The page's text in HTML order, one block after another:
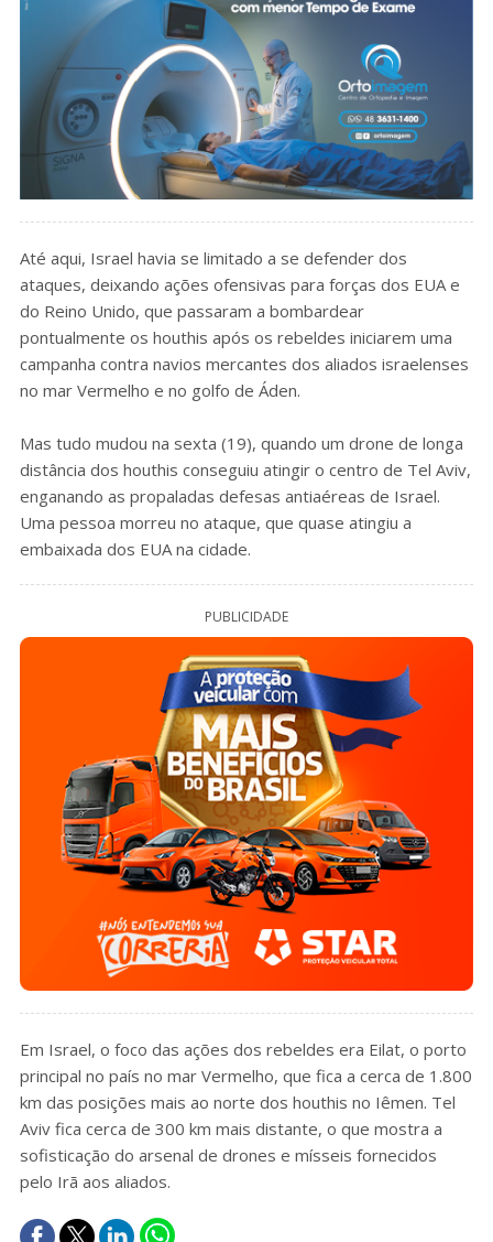
Até aqui, Israel havia se limitado a se defender dos
ataques, deixando ações ofensivas para forças dos EUA e
do Reino Unido, que passaram a bombardear
pontualmente os houthis após os rebeldes iniciarem uma
campanha contra navios mercantes dos aliados israelenses
no mar Vermelho e no golfo de Áden.
Mas tudo mudou na sexta (19), quando um drone de longa
distância dos houthis conseguiu atingir o centro de Tel Aviv,
enganando as propaladas defesas antiaéreas de Israel.
Uma pessoa morreu no ataque, que quase atingiu a
embaixada dos EUA na cidade.
PUBLICIDADE
Em Israel, o foco das ações dos rebeldes era Eilat, o porto
principal no país no mar Vermelho, que fica a cerca de 1.800
km das posições mais ao norte dos houthis no Iêmen. Tel
Aviv fica cerca de 300 km mais distante, o que mostra a
sofisticação do arsenal de drones e mísseis fornecidos
pelo Irã aos aliados.